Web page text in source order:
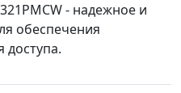
- надежное и
обеспечения
доступа.